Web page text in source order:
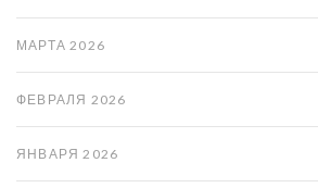
МАРТА 2026
ФЕВРАЛЯ 2026
ЯНВАРЯ 2026